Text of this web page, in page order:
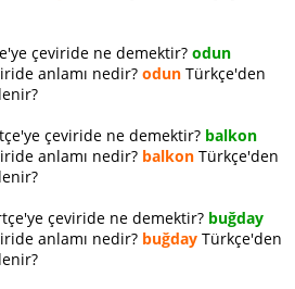
çeviride ne demektir? odun
anlamı nedir? odun Türkçe'den
çeviride ne demektir? balkon
anlamı nedir? balkon Türkçe'den
çeviride ne demektir? buğday
anlamı nedir? buğday Türkçe'den